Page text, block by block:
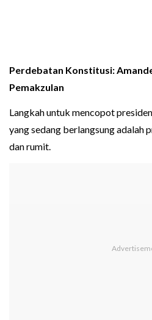
Perdebatan Konstitusi:
Pemakzulan
Langkah untuk mencopot
yang sedang berlangsung adalah
dan rumit.